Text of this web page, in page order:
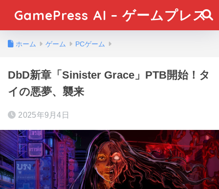
GamePress AI – ゲームプレス
ホーム ゲーム PCゲーム
DbD新章「Sinister Grace」PTB開始！タ
イの悪夢、襲来
2025年9月4日